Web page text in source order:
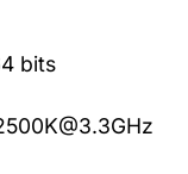
bits